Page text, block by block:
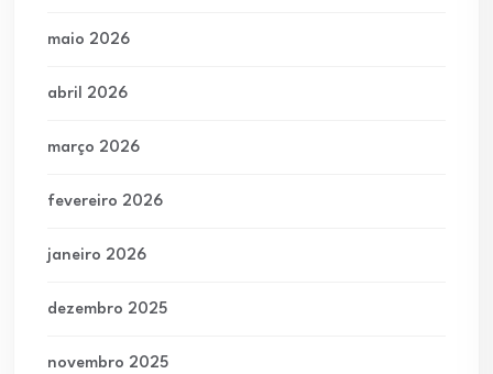
maio 2026
abril 2026
março 2026
fevereiro 2026
janeiro 2026
dezembro 2025
novembro 2025